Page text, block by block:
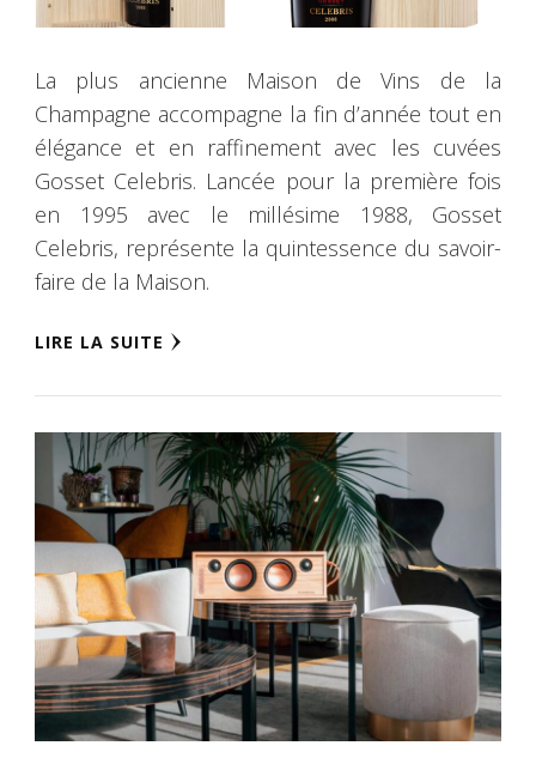
La plus ancienne Maison de Vins de la
Champagne accompagne la fin d’année tout en
élégance et en raffinement avec les cuvées
Gosset Celebris. Lancée pour la première fois
en 1995 avec le millésime 1988, Gosset
Celebris, représente la quintessence du savoir-
faire de la Maison.
LIRE LA SUITE